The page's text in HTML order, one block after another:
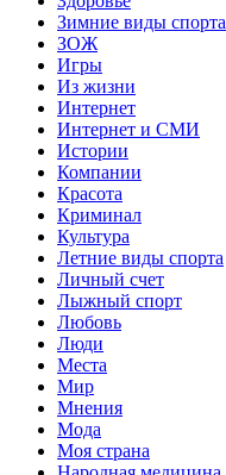
Зимние виды спорта
ЗОЖ
Игры
Из жизни
Интернет
Интернет и СМИ
Истории
Компании
Красота
Криминал
Культура
Летние виды спорта
Личный счет
Лыжный спорт
Любовь
Люди
Места
Мир
Мнения
Мода
Моя страна